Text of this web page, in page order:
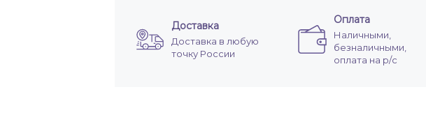
Доставка
Доставка в любую
точку России
Оплата
Наличными,
безналичными,
оплата на р/с